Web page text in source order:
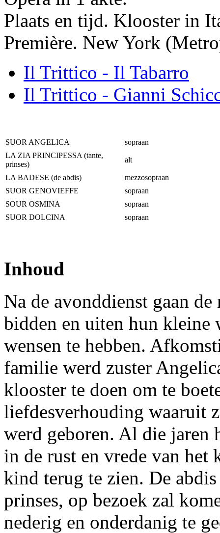
Plaats en tijd. Klooster in
Première. New York
Il Trittico - Il Tabarro
Il Trittico - Gianni
SUOR ANGELICA
sopraan
LA ZIA PRINCIPESSA (tante,
prinses)
alt
LA BADESE (de abdis)
mezzosopraan
SUOR GENOVIEFFE
sopraan
SOUR OSMINA
sopraan
SUOR DOLCINA
sopraan
Inhoud
Na de avonddienst gaan
bidden en uiten hun kleine
wensen te hebben.
familie werd zuster
klooster te doen om te
liefdesverhouding waaruit
werd geboren. Al die jaren
in de rust en vrede van het
kind terug te zien. De
prinses, op bezoek zal
nederig en onderdanig te